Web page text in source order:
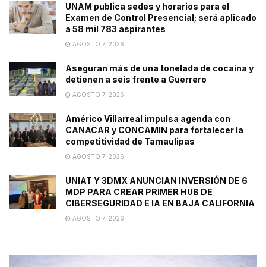
UNAM publica sedes y horarios para el
Examen de Control Presencial; será aplicado
a 58 mil 783 aspirantes
AGOSTO 7, 2026
Aseguran más de una tonelada de cocaína y
detienen a seis frente a Guerrero
AGOSTO 7, 2026
Américo Villarreal impulsa agenda con
CANACAR y CONCAMIN para fortalecer la
competitividad de Tamaulipas
AGOSTO 7, 2026
UNIAT Y 3DMX ANUNCIAN INVERSIÓN DE 6
MDP PARA CREAR PRIMER HUB DE
CIBERSEGURIDAD E IA EN BAJA CALIFORNIA
AGOSTO 7, 2026